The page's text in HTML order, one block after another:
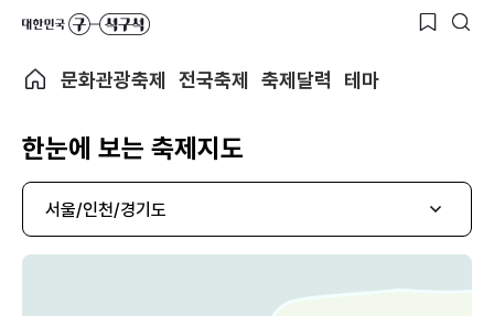
문화관광축제 전국축제 축제달력 테마
한눈에 보는 축제지도
서울/인천/경기도